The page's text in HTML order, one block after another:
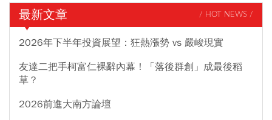
最新文章 / HOT NEWS /
2026年下半年投資展望：狂熱漲勢 vs 嚴峻現實
友達二把手柯富仁裸辭內幕！「落後群創」成最後稻
草？
2026前進大南方論壇